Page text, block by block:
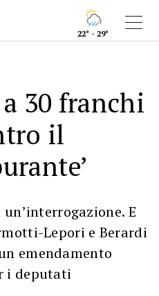
22° - 29°
30 franchi
il
E
Lepori e Berardi
emendamento
i deputati